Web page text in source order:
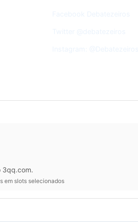
3qq.com.
em slots selecionados